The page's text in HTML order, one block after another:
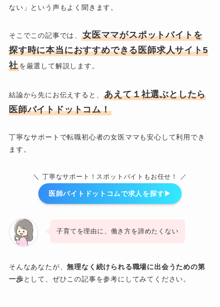
ない」という声もよく聞きます。
そこでこの記事では、
女医ママがスポットバイトを
探す時に本当におすすめできる医師求人サイト5
社を厳選して解説します。
結論から先にお伝えすると、あえて１社選ぶとしたら
医師バイトドットコム！
丁寧なサポートで転職初心者の女医ママも安心して利用でき
ます。
＼ 丁寧なサポート！スポットバイトもお任せ！ ／
医師バイトドットコムで求人を探す▶︎
子育てを理由に、働き方を諦めたくない
そんなあなたが、無理なく続けられる職場に出会うための第
一歩として、ぜひこの記事を参考にしてみてください。